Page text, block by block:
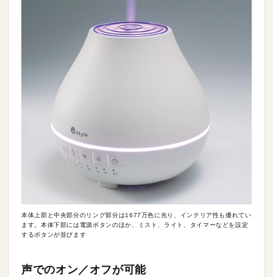
本体上部と中央部分のリング部分は1677万色に光り、インテリア性も優れてい
ます。本体下部には電源ボタンのほか、ミスト、ライト、タイマーなどを設定
するボタンが並びます
声でのオン／オフが可能